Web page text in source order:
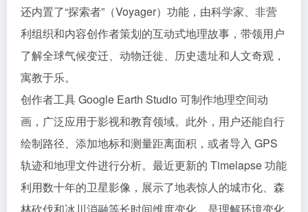
还内置了“探索者”（Voyager）功能，由科学家、非营
利组织和内容创作者策划的互动式地理故事，带领用户
了解全球气候变迁、动物迁徙、历史遗址和人文奇观，
寓教于乐。
创作者工具 Google Earth Studio 可制作地理空间动
画，广泛应用于影视和教育领域。此外，用户还能自行
绘制路径、添加地标和测量距离面积，或者导入 GPS
轨迹和地理文件进行分析。最近更新的 Timelapse 功能
利用数十年的卫星影像，展示了地表惊人的城市化、森